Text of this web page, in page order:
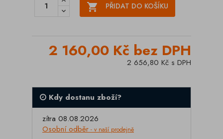
 PŘIDAT DO KOŠÍKU
2 160,00 Kč bez DPH
2 656,80 Kč s DPH
Kdy dostanu zboží?
zítra 08.08.2026
Osobní odběr - v naší prodejně